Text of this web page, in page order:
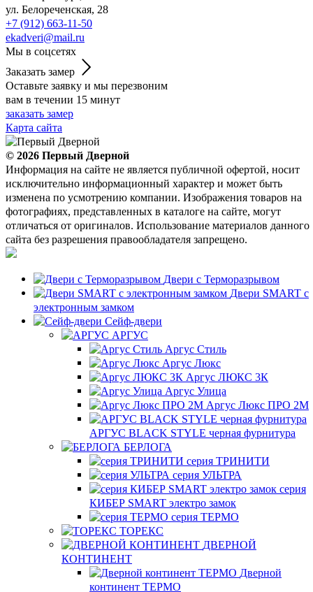
ул. Белореченская, 28
+7 (912) 663-11-50
ekadveri@mail.ru
Мы в соцсетях
Заказать замер
Оставьте заявку и мы перезвоним
вам в течении 15 минут
заказать замер
Карта сайта
© 2026 Первый Дверной
Информация на сайте не является публичной офертой, носит
исключительно информационный характер и может быть
изменена по усмотрению компании. Изображения товаров на
фотографиях, представленных в каталоге на сайте, могут
отличаться от оригиналов. Использование материалов данного
сайта без разрешения правообладателя запрещено.
Двери с Терморазрывом
Двери SMART с
электронным замком
Сейф-двери
АРГУС
Аргус Стиль
Аргус Люкс
Аргус ЛЮКС 3К
Аргус Улица
Аргус Люкс ПРО 2М
АРГУС BLACK STYLE черная фурнитура
БЕРЛОГА
серия ТРИНИТИ
серия УЛЬТРА
серия
КИБЕР SMART электро замок
серия ТЕРМО
ТОРЕКС
ДВЕРНОЙ
КОНТИНЕНТ
Дверной
континент ТЕРМО